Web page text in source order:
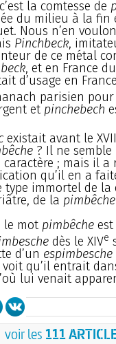
la comtesse de
du milieu à la fin
Nous n’en
Pinchbeck,
de ce métal
, et en France
d’usage en
parisien
et pinchebech
existait avant le XVII
? Il ne
; mais il a
qu’il en a
type immortel de la
de la pimbêche
le mot pimbêche
dès le XIVe
d’un espimbesche
qu’il entrait
lui venait
voir les 111